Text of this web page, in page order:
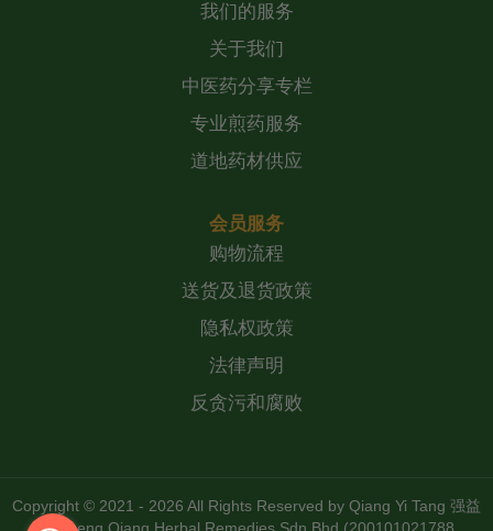
我们的服务
关于我们
中医药分享专栏
专业煎药服务
道地药材供应
会员服务
购物流程
送货及退货政策
隐私权政策
法律声明
反贪污和腐败
Copyright © 2021 - 2026 All Rights Reserved by Qiang Yi Tang 强益